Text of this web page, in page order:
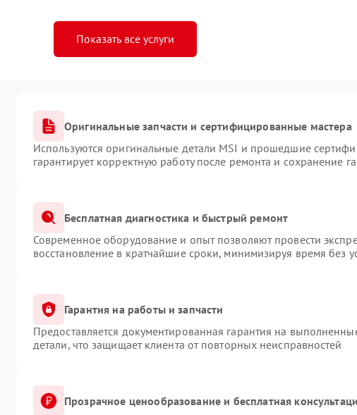
Показать все услуги
Оригинальные запчасти и сертифицированные мастера
Используются оригинальные детали MSI и прошедшие
гарантирует корректную работу после ремонта и сохранение
Бесплатная диагностика и быстрый ремонт
Современное оборудование и опыт позволяют провести
восстановление в кратчайшие сроки, минимизируя время без
Гарантия на работы и запчасти
Предоставляется документированная гарантия на
детали, что защищает клиента от повторных неисправностей
Прозрачное ценообразование и бесплатная